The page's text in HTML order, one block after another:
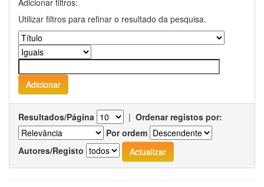
Adicionar filtros:
Utilizar filtros para refinar o resultado da pesquisa.
Resultados/Página | Ordenar registos por:
Por ordem
Autores/Registo